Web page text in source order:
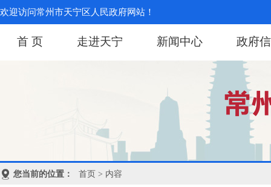
欢迎访问常州市天宁区人民政府网站！
首 页 走进天宁 新闻中心 政府
您当前的位置： 首页 > 内容